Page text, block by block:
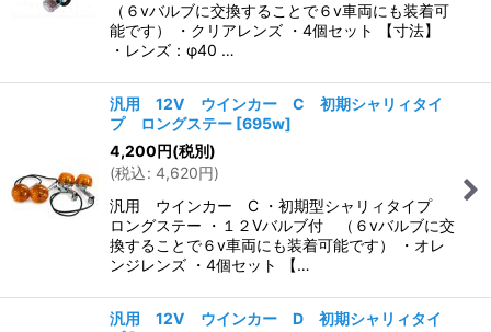
（６vバルブに交換することで６v車両にも装着可
能です） ・クリアレンズ ・4個セット 【寸法】
・レンズ：φ40 …
汎用 12V ウインカー C 初期シャリィタイ
プ ロングステー [695w]
4,200円(税別)
(税込: 4,620円)
汎用 ウインカー C ・初期型シャリィタイプ
ロングステー ・１２Vバルブ付 （６vバルブに交
換することで６v車両にも装着可能です） ・オレ
ンジレンズ ・4個セット 【…
汎用 12V ウインカー D 初期シャリィタイ